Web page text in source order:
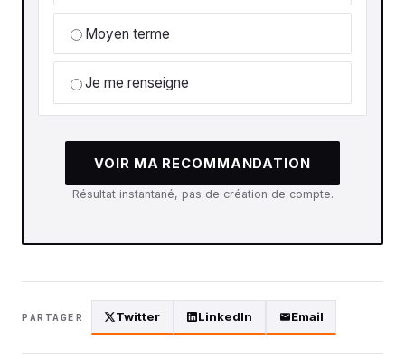
Moyen terme
Je me renseigne
VOIR MA RECOMMANDATION
Résultat instantané, pas de création de compte.
PARTAGER Twitter LinkedIn Email